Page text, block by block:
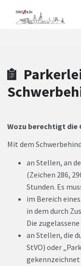
Zum
Zum
Zum
Zum Hauptinhalt
Wozu berechtigt die
Mit dem
an Stellen, an
(Zeichen 286,
Stunden. Es
im Bereich
in dem durch
Die
an Stellen, die
StVO) oder
gekennzeichnet